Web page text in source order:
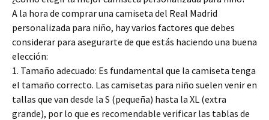
A la hora de comprar una camiseta del Real Madrid
personalizada para niño, hay varios factores que debes
considerar para asegurarte de que estás haciendo una buena
elección:
1. Tamaño adecuado: Es fundamental que la camiseta tenga
el tamaño correcto. Las camisetas para niño suelen venir en
tallas que van desde la S (pequeña) hasta la XL (extra
grande), por lo que es recomendable verificar las tablas de